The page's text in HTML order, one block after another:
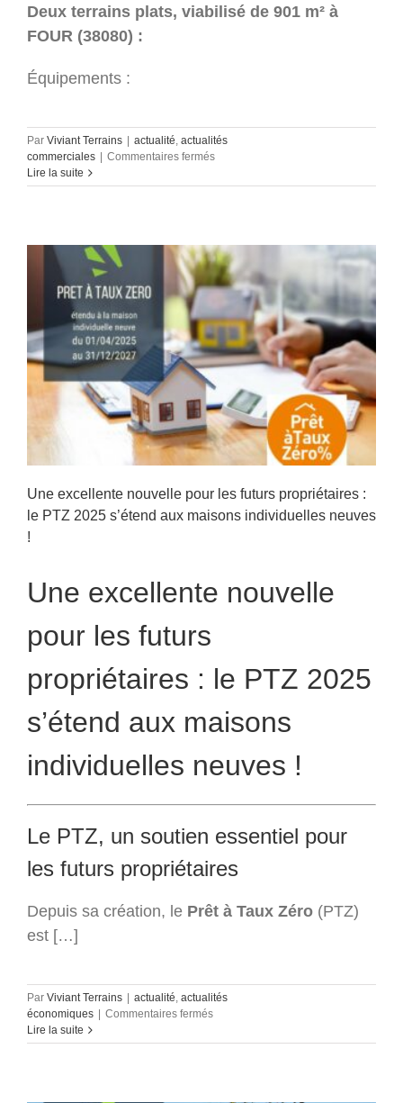
Deux terrains plats, viabilisé de 901 m² à
FOUR (38080) :
Équipements :
Par Viviant Terrains | actualité actualités
commerciales | Commentaires ferméssur
–
à
15
min
Bourgoin
Lire la suite
Une excellente nouvelle pour les futurs propriétaires :
le PTZ 2025 s’étend aux maisons individuelles neuves
!
Une excellente nouvelle
pour les futurs
propriétaires : le PTZ 2025
s’étend aux maisons
individuelles neuves !
Le PTZ, un soutien essentiel pour
les futurs propriétaires
Depuis sa création, le Prêt à Taux Zéro (PTZ)
est […]
Par Viviant Terrains actualité, actualités
économiques
Commentaires ferméssur
excellente
Lire la suite